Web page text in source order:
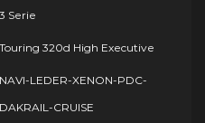
3 Serie
Touring 320d High Executive
NAVI-LEDER-XENON-PDC-
DAKRAIL-CRUISE